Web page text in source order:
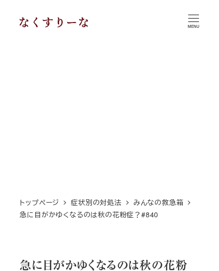
MENU
トップページ 症状別の対処法
みんなの救急箱
急に目がかゆくなるのは秋の花粉症？#840
急に目がかゆくなるのは秋の花粉